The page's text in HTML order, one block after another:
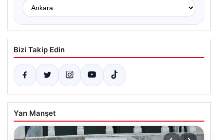
Bizi Takip Edin
Yan Manşet